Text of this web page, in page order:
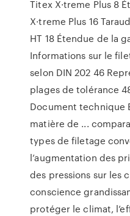
Titex X·treme Plus 8
X·treme Plus 16
HT 18 Étendue de la
Informations sur le
selon DIN 202 46
plages de tolérance
Document technique
matière de ...
types de filetage
l’augmentation des
des pressions sur les
conscience
protéger le climat,